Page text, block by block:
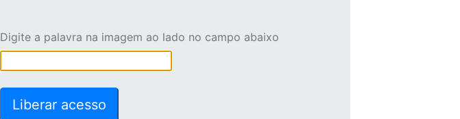
Digite a palavra na imagem ao lado no campo abaixo